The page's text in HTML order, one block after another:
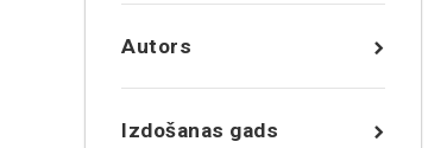
Autors
Izdošanas gads